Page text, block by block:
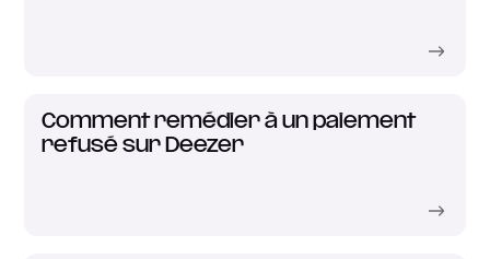
Comment remédier à un paiement
refusé sur Deezer